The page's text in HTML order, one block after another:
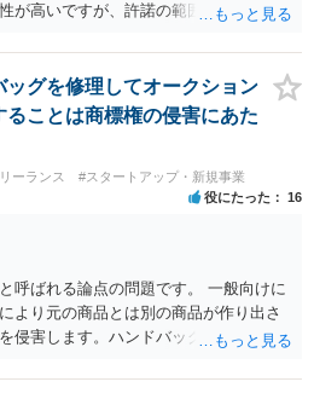
が高いですが、許諾の範囲が日本国内
なるとしても、新しい会社との間で契
スされた権利の種類（著作権、商標
などを見て判断する必要があります。
らないと確定的な回答は難しいと思わ
されることをお勧めします。
ッグを修理してオークション
ことは商標権の侵害にあた
ーランス #スタートアップ・新規事業
役にたった 16
呼ばれる論点の問題です。 一般向けに
より元の商品とは別の商品が作り出さ
侵害します。ハンドバッグをポーチに
は、商標権を侵害しません。 商標権者